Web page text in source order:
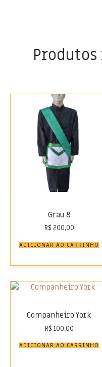
Grau 8
R$ 200,00
ADICIONAR AO CARRINHO
Companheiro York
R$ 100,00
ADICIONAR AO CARRINHO